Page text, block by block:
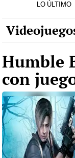
LO ÚLTIMO
Humble
con